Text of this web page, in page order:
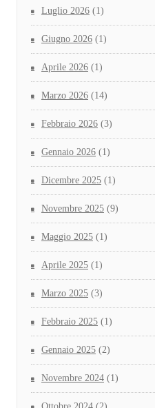
Luglio 2026 (1)
Giugno 2026 (1)
Aprile 2026 (1)
Marzo 2026 (14)
Febbraio 2026 (3)
Gennaio 2026 (1)
Dicembre 2025 (1)
Novembre 2025 (9)
Maggio 2025 (1)
Aprile 2025 (1)
Marzo 2025 (3)
Febbraio 2025 (1)
Gennaio 2025 (2)
Novembre 2024 (1)